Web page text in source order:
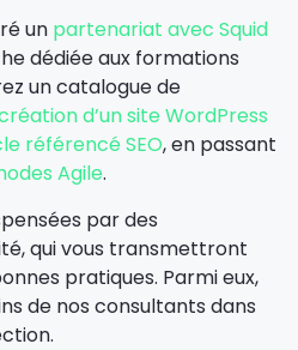
un partenariat avec Squid
dédiée aux formations
un catalogue de
d’un site WordPress
référencé SEO, en passant
Agile.
par des
qui vous transmettront
pratiques. Parmi eux,
de nos consultants dans